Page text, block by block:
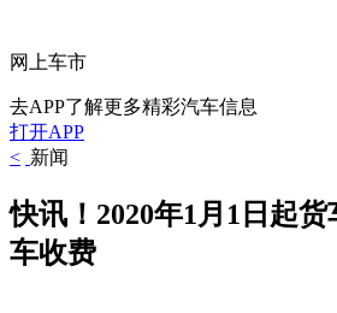
网上车市
去APP了解更多精彩汽车信息
打开APP
< 新闻
快讯！2020年1月1日起
车收费